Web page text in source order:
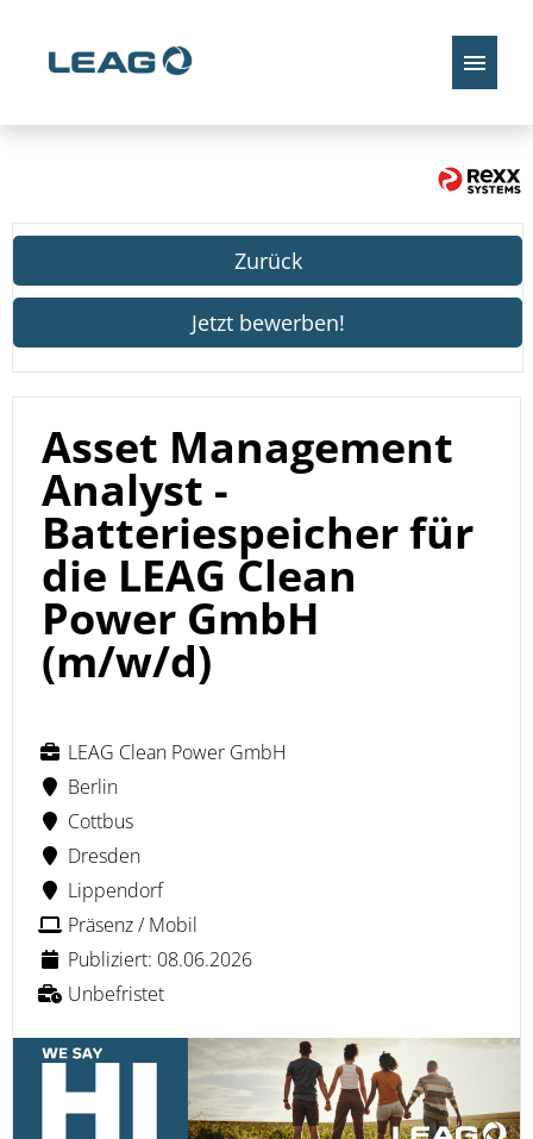
Zurück
Jetzt bewerben!
Asset Management
Analyst -
Batteriespeicher für
die LEAG Clean
Power GmbH
(m/w/d)
LEAG Clean Power GmbH
Berlin
Cottbus
Dresden
Lippendorf
Präsenz / Mobil
Publiziert: 08.06.2026
Unbefristet